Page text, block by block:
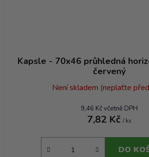
Kapsle - 70x46 průhledná
červený
Není skladem (neplaťte
9,46 Kč včetně DPH
7,82 Kč / ks
DO